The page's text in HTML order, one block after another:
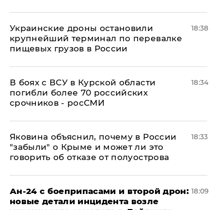
Украинские дроны остановили
крупнейший терминал по перевалке
пищевых грузов в России
18:38
В боях с ВСУ в Курской области
погибли более 70 российских
срочников - росСМИ
18:34
Яковина объяснил, почему в России
"забыли" о Крыме и может ли это
говорить об отказе от полуострова
18:33
Ан-24 с боеприпасами и второй дрон:
новые детали инцидента возле
18:09